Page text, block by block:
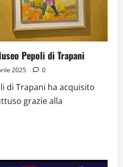
Pepoli di Trapani
2025 0
di Trapani ha acquisito
grazie alla